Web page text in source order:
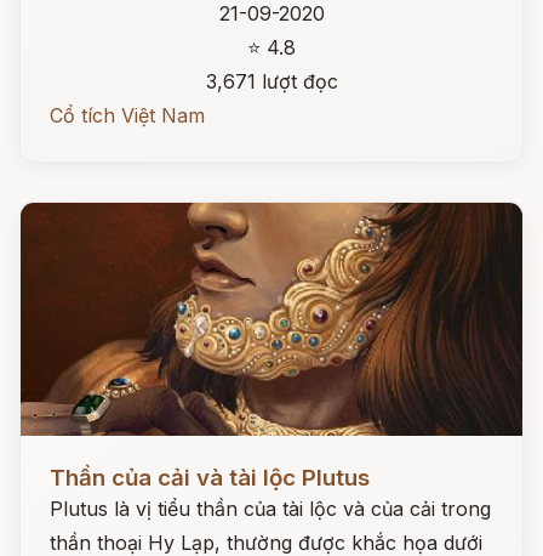
21-09-2020
⭐ 4.8
3,671 lượt đọc
Cổ tích Việt Nam
Đọc ngay
Thần của cải và tài lộc Plutus
Plutus là vị tiểu thần của tài lộc và của cải trong
thần thoại Hy Lạp, thường được khắc họa dưới